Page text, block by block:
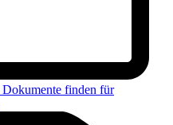
Dokumente finden für